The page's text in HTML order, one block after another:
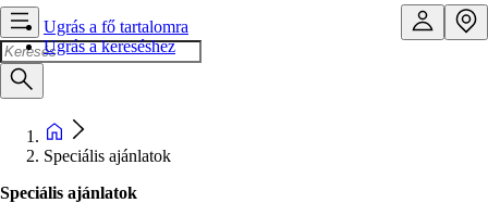
Ugrás a fő tartalomra
Ugrás a kereséshez
Speciális ajánlatok
Speciális ajánlatok